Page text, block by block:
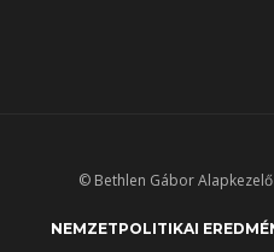
© Bethlen Gábor
NEMZETPOLITIKAI